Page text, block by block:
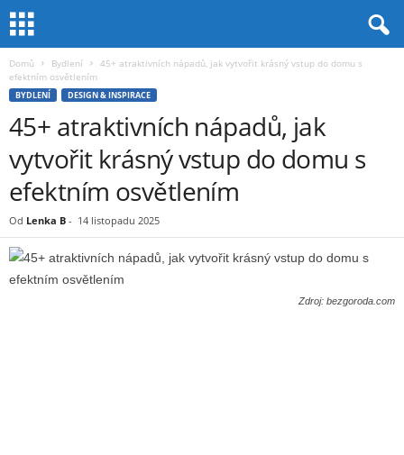
Domů Bydlení
45+ atraktivních nápadů, jak vytvořit krásný vstup do domu s
efektním osvětlením
BYDLENÍ DESIGN & INSPIRACE
45+ atraktivních nápadů, jak
vytvořit krásný vstup do domu s
efektním osvětlením
Od Lenka B - 14 listopadu 2025
Zdroj: bezgoroda.com